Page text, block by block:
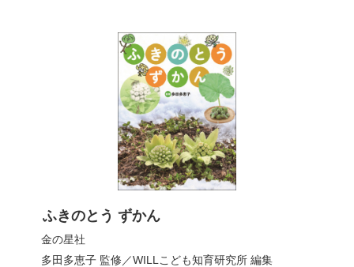
ふきのとう ずかん
金の星社
多田多恵子監修／WILLこども知育研究所編集